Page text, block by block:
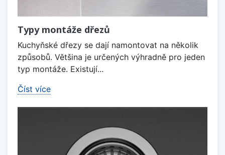
Typy montáže dřezů
Kuchyňské dřezy se dají namontovat na několik
způsobů. Většina je určených výhradně pro jeden
typ montáže. Existují...
Číst více